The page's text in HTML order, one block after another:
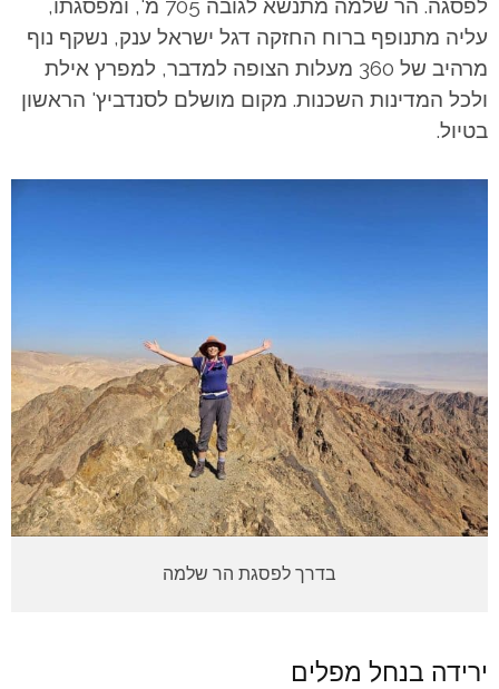
לפסגה. הר שלמה מתנשא לגובה 705 מ', ומפסגתו,
עליה מתנופף ברוח החזקה דגל ישראל ענק, נשקף נוף
מרהיב של 360 מעלות הצופה למדבר, למפרץ אילת
ולכל המדינות השכנות. מקום מושלם לסנדביץ' הראשון
בטיול.
בדרך לפסגת הר שלמה
ירידה בנחל מפלים